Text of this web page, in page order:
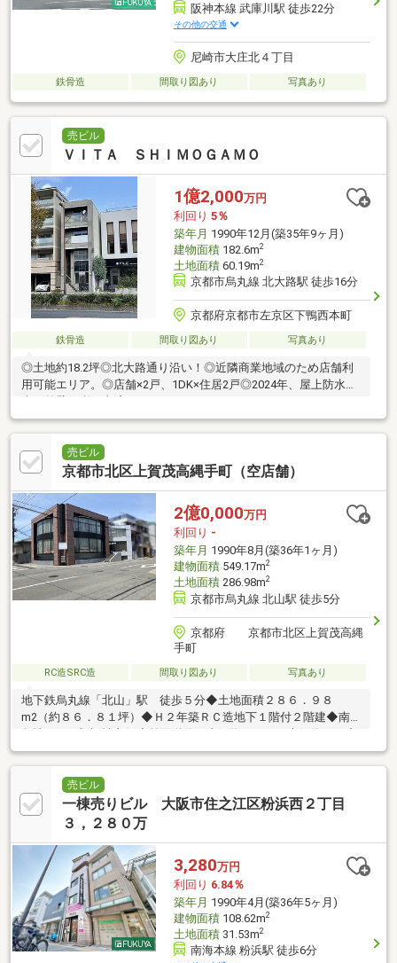
阪神本線 武庫川駅 徒歩22分
その他の交通
尼崎市大庄北４丁目
鉄骨造 間取り図あり 写真あり
売ビル
ＶＩＴＡ ＳＨＩＭＯＧＡＭＯ
1億2,000万円
利回り 5％
築年月 1990年12月(築35年9ヶ月)
建物面積182.6m2
土地面積60.19m2
京都市烏丸線 北大路駅 徒歩16分
京都府京都市左京区下鴨西本町
鉄骨造 間取り図あり 写真あり
◎土地約18.2坪◎北大路通り沿い！◎近隣商業地域のため店舗利
用可能エリア。◎店舗×2戸、1DK×住居2戸◎2024年、屋上防水工
売ビル
京都市北区上賀茂高縄手町（空店舗）
2億0,000万円
利回り -
築年月 1990年8月(築36年1ヶ月)
建物面積549.17m2
土地面積286.98m2
京都市烏丸線 北山駅 徒歩5分
京都府 京都市北区上賀茂高縄
手町
RC造SRC造 間取り図あり 写真あり
地下鉄烏丸線「北山」駅 徒歩５分◆土地面積２８６．９８
m2（約８６．８１坪）◆Ｈ２年築ＲＣ造地下１階付２階建◆南東
角地のため視認性良好◆前面道路：東側約１１ｍ、南側約６ｍ◆
現況：空き
売ビル
一棟売りビル 大阪市住之江区粉浜西２丁目
３，２８０万
3,280万円
利回り 6.84％
築年月 1990年4月(築36年5ヶ月)
建物面積108.62m2
土地面積31.53m2
南海本線 粉浜駅 徒歩6分